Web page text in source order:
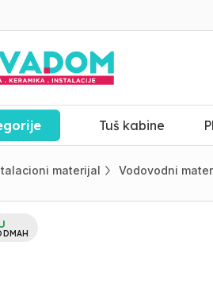
Tuš kabine
materijal Vodovodni